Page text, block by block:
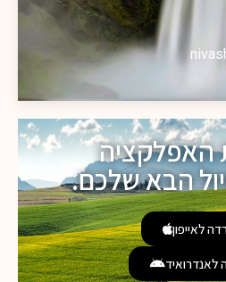
האפלקציה
הבא שלכם.
לאייפון
לאנדרואיד